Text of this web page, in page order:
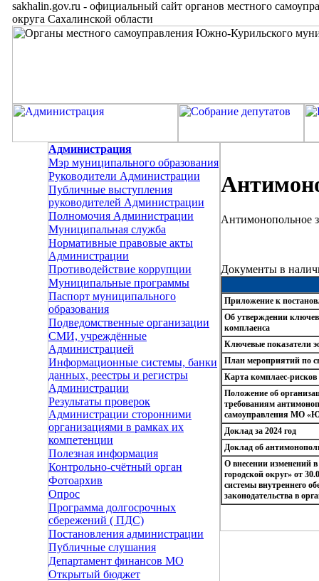
sakhalin.gov.ru - официальный сайт органов местного
округа Сахалинской области
Администрация
Мэр муниципального образования
Руководители Администрации
Публичные выступления
руководителей Администрации
Полномочия Администрации
Муниципальная служба
Нормативные правовые акты
Администрации
Противодействие коррупции
Муниципальные программы
Паспорт муниципального
образования
Подведомственные организации
СМИ, учреждённые
Администрацией
Информационные системы, банки
данных, реестры и регистры
Администрации
Результаты проверок
Администрации сторонними
организациями в рамках их
компетенции
Полезная информация
Контрольно-счётный орган
Фотоархив
Опрос
Программа долгосрочных
сбережений ( ПДС)
Постановления администрации
Публичные слушания
Департамент финансов МО
Открытый бюджет
Антимонопольное
Документы в
Приложение к
Об утверждении
комплаенса
Ключевые показатели
План мероприятий по
Карта комплаес-рисков
Положение об
требованиям
самоуправления МО
Доклад за 2024 год
Доклад об
О внесении изменений
городской округ» от
системы внутреннего
законодательства в